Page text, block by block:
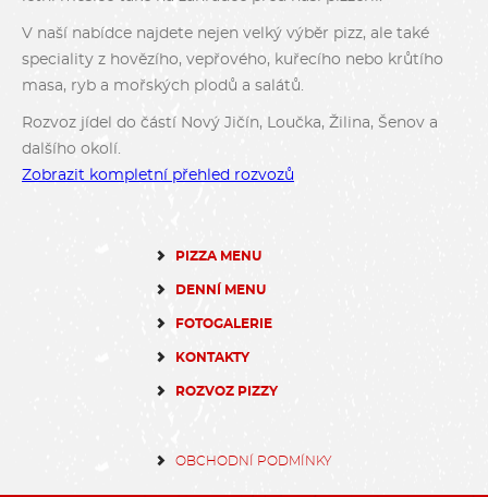
V naší nabídce najdete nejen velký výběr pizz, ale také
speciality z hovězího, vepřového, kuřecího nebo krůtího
masa, ryb a mořských plodů a salátů.
Rozvoz jídel do částí Nový Jičín, Loučka, Žilina, Šenov a
dalšího okolí.
Zobrazit kompletní přehled rozvozů
PIZZA MENU
DENNÍ MENU
FOTOGALERIE
KONTAKTY
ROZVOZ PIZZY
OBCHODNÍ PODMÍNKY